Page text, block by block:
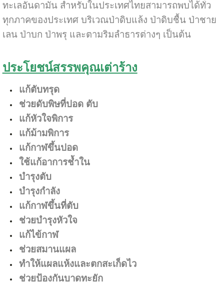
ทะเลอันดามัน สำหรับในประเทศไทยสามารถพบได้ทั่ว
ทุกภาคของประเทศ บริเวณป่าดิบแล้ง ป่าดิบชื้น ป่าชาย
เลน ป่าบก ป่าพรุ และตามริมลำธารต่างๆ เป็นต้น
ประโยชน์สรรพคุณเต่าร้าง
แก้ตับทรุด
ช่วยดับพิษที่ปอด ตับ
แก้หัวใจพิการ
แก้ม้ามพิการ
แก้กาฬขึ้นปอด
ใช้แก้อาการช้ำใน
บำรุงตับ
บำรุงกำลัง
แก้กาฬขึ้นที่ตับ
ช่วยบำรุงหัวใจ
แก้ไข้กาฬ
ช่วยสมานแผล
ทำให้แผลแห้งและตกสะเก็ดไว
ช่วยป้องกันบาดทะยัก